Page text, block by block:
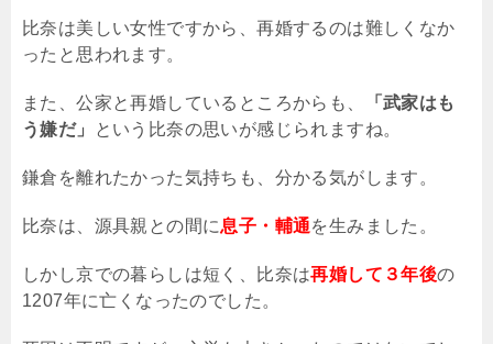
比奈は美しい女性ですから、再婚するのは難しくなか
ったと思われます。
また、公家と再婚しているところからも、
「武家はも
う嫌だ」
という比奈の思いが感じられますね。
鎌倉を離れたかった気持ちも、分かる気がします。
比奈は、源具親との間に息子・輔通を生みました。
しかし京での暮らしは短く、比奈は再婚して３年後の
1207年に亡くなったのでした。